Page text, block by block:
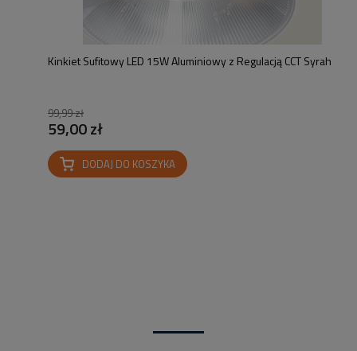
Kinkiet Sufitowy LED 15W Aluminiowy z Regulacją CCT Syrah
99,99 zł
59,00 zł
DODAJ DO KOSZYKA